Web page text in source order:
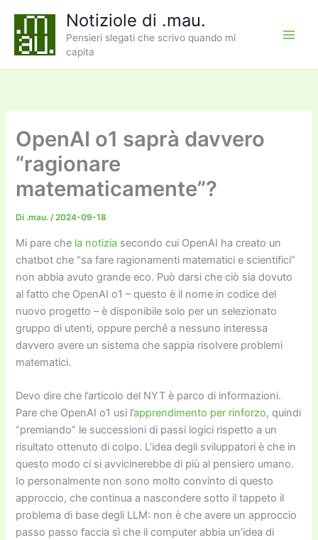
contenuto
Notiziole di .mau.
Pensieri slegati che scrivo quando mi
capita
OpenAI o1 saprà davvero
“ragionare
matematicamente”?
Di .mau./2024-09-18
Mi pare che la notizia secondo cui OpenAI ha creato un
chatbot che “sa fare ragionamenti matematici e scientifici”
non abbia avuto grande eco. Può darsi che ciò sia dovuto
al fatto che OpenAI o1 – questo è il nome in codice del
nuovo progetto – è disponibile solo per un selezionato
gruppo di utenti, oppure perché a nessuno interessa
davvero avere un sistema che sappia risolvere problemi
matematici.
Devo dire che l’articolo del NYT è parco di informazioni.
Pare che OpenAI o1 usi l’apprendimento per rinforzo, quindi
“premiando” le successioni di passi logici rispetto a un
risultato ottenuto di colpo. L’idea degli sviluppatori è che in
questo modo ci si avvicinerebbe di più al pensiero umano.
Io personalmente non sono molto convinto di questo
approccio, che continua a nascondere sotto il tappeto il
problema di base degli LLM: non è che avere un approccio
passo passo faccia sì che il computer abbia un’idea di